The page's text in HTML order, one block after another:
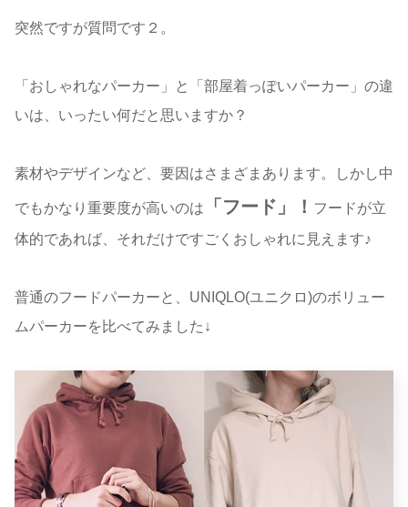
突然ですが質問です２。
「おしゃれなパーカー」と「部屋着っぽいパーカー」の違
いは、いったい何だと思いますか？
素材やデザインなど、要因はさまざまあります。しかし中
でもかなり重要度が高いのは 「フード」！ フードが立
体的であれば、それだけですごくおしゃれに見えます♪
普通のフードパーカーと、UNIQLO(ユニクロ)のボリュー
ムパーカーを比べてみました↓